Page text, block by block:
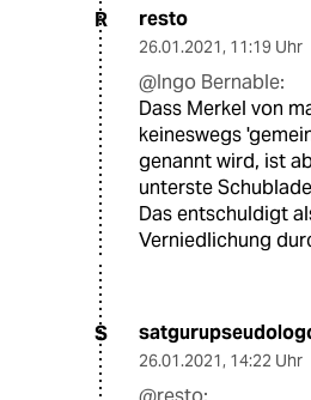
R resto
26.01.2021, 11:19 Uhr
@Ingo Bernable:
Dass Merkel von
keineswegs
genannt wird, ist
unterste
Das entschuldigt
Verniedlichung
S
26.01.2021, 14:22 Uhr